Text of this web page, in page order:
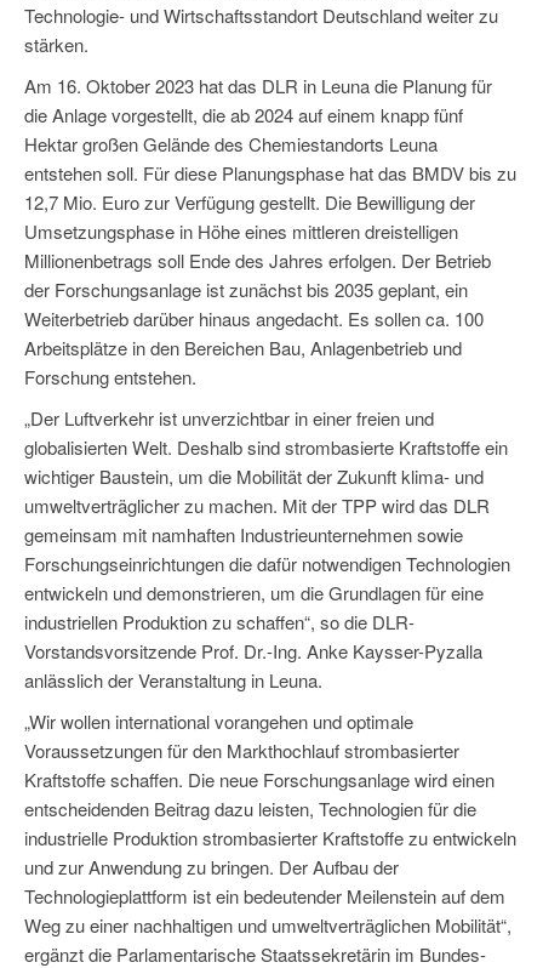
Technologie- und Wirtschaftsstandort Deutschland weiter zu
stärken.
Am 16. Oktober 2023 hat das DLR in Leuna die Planung für
die Anlage vorgestellt, die ab 2024 auf einem knapp fünf
Hektar großen Gelände des Chemiestandorts Leuna
entstehen soll. Für diese Planungsphase hat das BMDV bis zu
12,7 Mio. Euro zur Verfügung gestellt. Die Bewilligung der
Umsetzungsphase in Höhe eines mittleren dreistelligen
Millionenbetrags soll Ende des Jahres erfolgen. Der Betrieb
der Forschungsanlage ist zunächst bis 2035 geplant, ein
Weiterbetrieb darüber hinaus angedacht. Es sollen ca. 100
Arbeitsplätze in den Bereichen Bau, Anlagenbetrieb und
Forschung entstehen.
„Der Luftverkehr ist unverzichtbar in einer freien und
globalisierten Welt. Deshalb sind strombasierte Kraftstoffe ein
wichtiger Baustein, um die Mobilität der Zukunft klima- und
umweltverträglicher zu machen. Mit der TPP wird das DLR
gemeinsam mit namhaften Industrieunternehmen sowie
Forschungseinrichtungen die dafür notwendigen Technologien
entwickeln und demonstrieren, um die Grundlagen für eine
industriellen Produktion zu schaffen“, so die DLR-
Vorstandsvorsitzende Prof. Dr.-Ing. Anke Kaysser-Pyzalla
anlässlich der Veranstaltung in Leuna.
„Wir wollen international vorangehen und optimale
Voraussetzungen für den Markthochlauf strombasierter
Kraftstoffe schaffen. Die neue Forschungsanlage wird einen
entscheidenden Beitrag dazu leisten, Technologien für die
industrielle Produktion strombasierter Kraftstoffe zu entwickeln
und zur Anwendung zu bringen. Der Aufbau der
Technologieplattform ist ein bedeutender Meilenstein auf dem
Weg zu einer nachhaltigen und umweltverträglichen Mobilität“,
ergänzt die Parlamentarische Staatssekretärin im Bundes-